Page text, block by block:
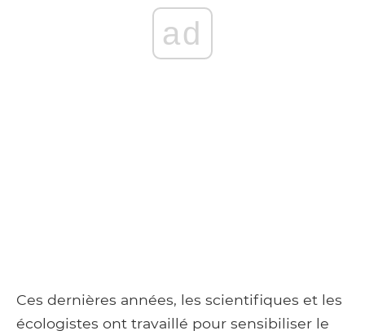
ad
Ces dernières années, les scientifiques et les
écologistes ont travaillé pour sensibiliser le